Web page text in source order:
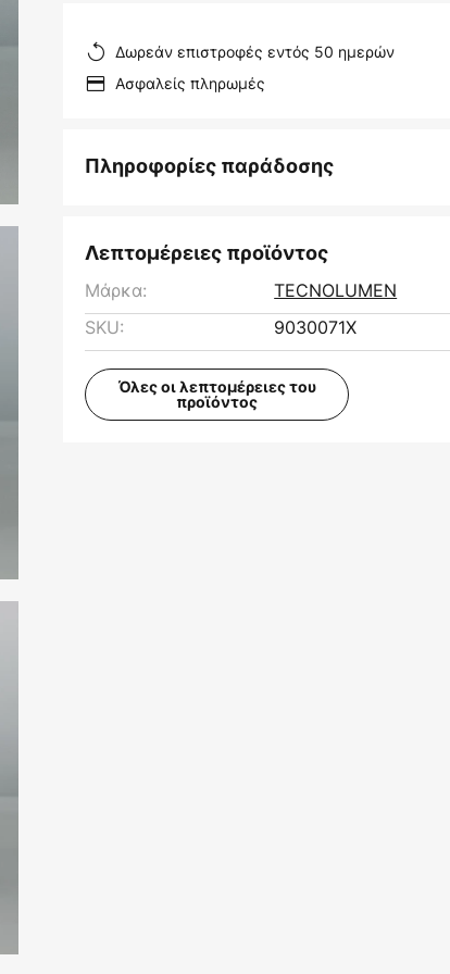
Δωρεάν επιστροφές εντός 50 ημερών
Ασφαλείς πληρωμές
Πληροφορίες παράδοσης
Λεπτομέρειες προϊόντος
Μάρκα:
TECNOLUMEN
SKU:
9030071X
Όλες οι λεπτομέρειες του
προϊόντος